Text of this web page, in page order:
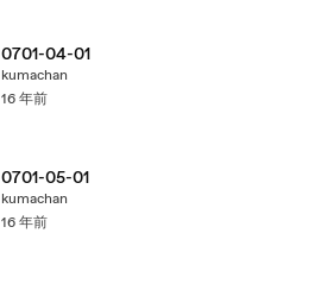
0701-04-01
kumachan
16 年前
0701-05-01
kumachan
16 年前